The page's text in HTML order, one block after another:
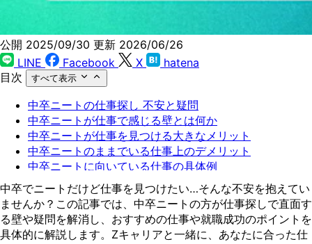
公開 2025/09/30 更新 2026/06/26
LINE
Facebook X
hatena
目次
すべて表示
中卒ニートの仕事探し 不安と疑問
中卒ニートが仕事で感じる壁とは何か
中卒ニートが仕事を見つける大きなメリット
中卒ニートのままでいる仕事上のデメリット
中卒ニートに向いている仕事の具体例
中卒ニートが仕事を得るためのステップ
中卒ニートの仕事探し成功へのポイント
中卒ニートの仕事探し Zキャリアが徹底支援
中卒でニートだけど仕事を見つけたい…そんな不安を抱えてい
ませんか？この記事では、中卒ニートの方が仕事探しで直面す
る壁や疑問を解消し、おすすめの仕事や就職成功のポイントを
具体的に解説します。Zキャリアと一緒に、あなたに合った仕